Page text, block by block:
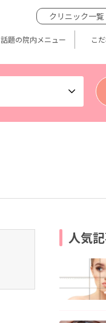
クリニック一覧
話題の院内メニュー こ
人気